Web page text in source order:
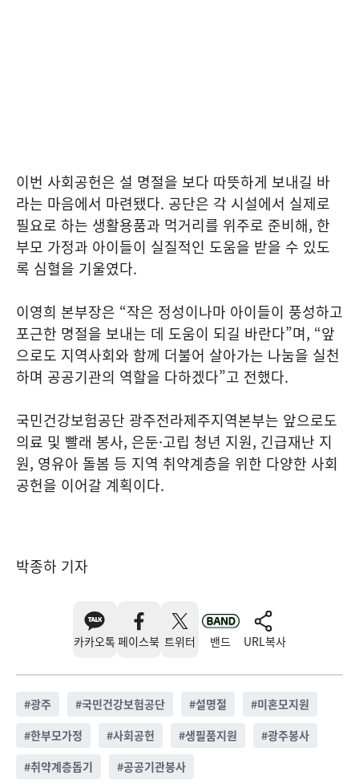
이번 사회공헌은 설 명절을 보다 따뜻하게 보내길 바
라는 마음에서 마련됐다. 공단은 각 시설에서 실제로
필요로 하는 생활용품과 먹거리를 위주로 준비해, 한
부모 가정과 아이들이 실질적인 도움을 받을 수 있도
록 심혈을 기울였다.
이영희 본부장은 “작은 정성이나마 아이들이 풍성하고
포근한 명절을 보내는 데 도움이 되길 바란다”며, “앞
으로도 지역사회와 함께 더불어 살아가는 나눔을 실천
하며 공공기관의 역할을 다하겠다”고 전했다.
국민건강보험공단 광주전라제주지역본부는 앞으로도
의료 및 빨래 봉사, 은둔·고립 청년 지원, 긴급재난 지
원, 영유아 돌봄 등 지역 취약계층을 위한 다양한 사회
공헌을 이어갈 계획이다.
박종하 기자
카카오톡 페이스북 트위터 밴드 URL복사
#광주 #국민건강보험공단 #설명절 #미혼모지원
#한부모가정 #사회공헌 #생필품지원 #광주봉사
#취약계층돕기 #공공기관봉사